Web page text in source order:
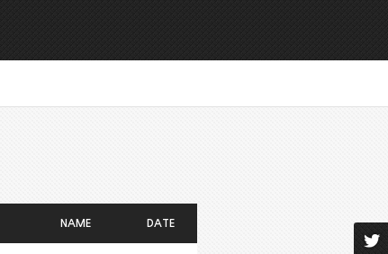
NAME DATE